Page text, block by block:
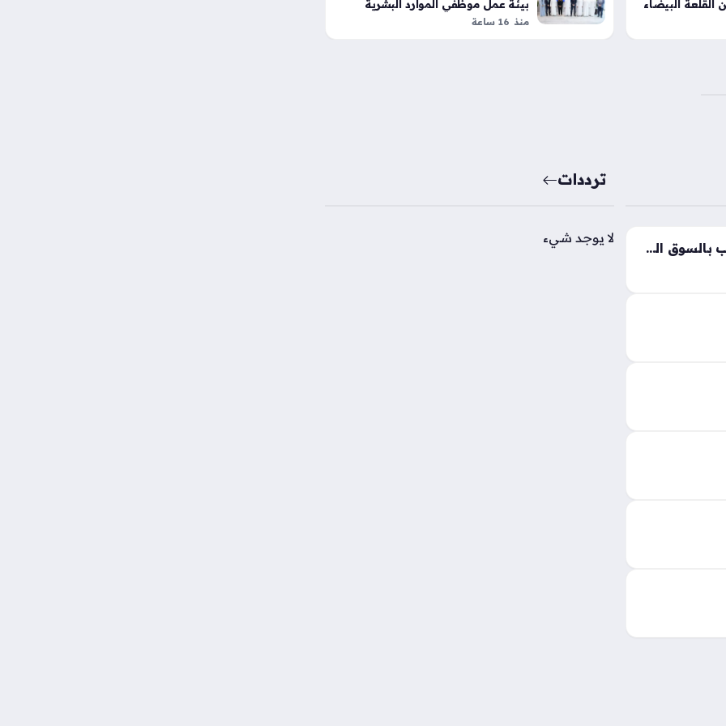
القلعة البيضاء
بيئة عمل موظفي الموارد البشرية
منذ 16 ساعة
تذبذب ملحوظ في أسعار الذهب بالسوق المحلي خلال تعاملات الجمعة الثامن من أغسطس
حركة أسعار
ترددات
لا يوجد شيء